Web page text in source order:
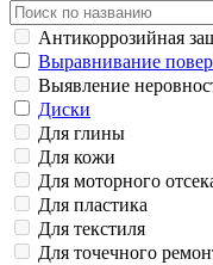
Антикоррозийная
Выравнивание
Выявление
Диски
Для глины
Для кожи
Для моторного
Для пластика
Для текстиля
Для точечного